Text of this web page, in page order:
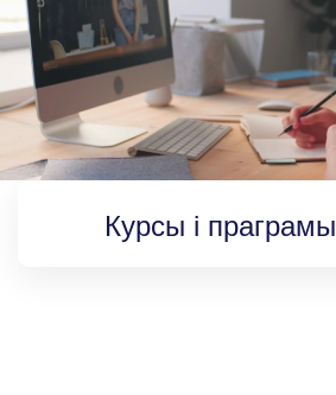
Курсы і праграмы